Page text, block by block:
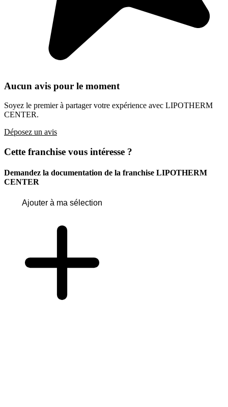
Aucun avis pour le moment
Soyez le premier à partager votre expérience avec LIPOTHERM
CENTER.
Déposez un avis
Cette franchise vous intéresse ?
Demandez la documentation de la franchise LIPOTHERM
CENTER
Ajouter à ma sélection